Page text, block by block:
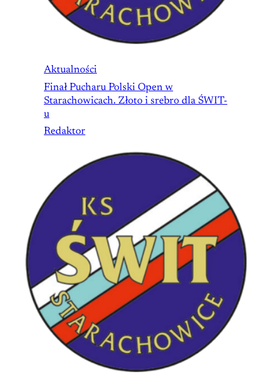
Aktualności
Finał Pucharu Polski Open w
Starachowicach. Złoto i srebro dla ŚWIT-
u
Redaktor